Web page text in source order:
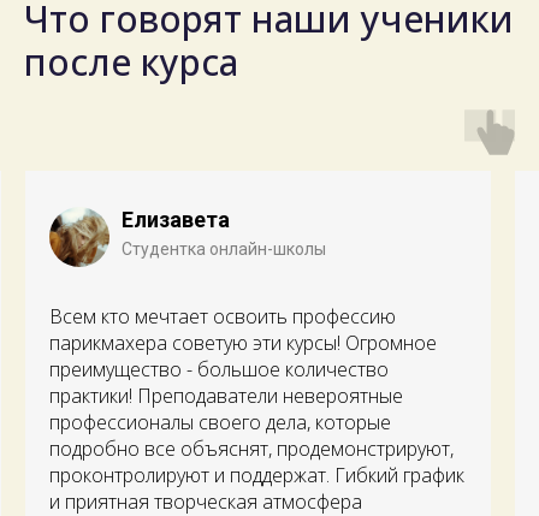
Что говорят наши ученики
после курса
Askhab Tamaev
02.09.23 приступил к обучению по программе
легендарный все отлично и понятно разбор
ошибок и недочётов
Преподаватель Эльман мастер своего дела
объяснит и покажэт как надо
Все очень понравилось набрался опыта и
уверенности и готов работать
самостоятельно 29.09.23 закончил обучение